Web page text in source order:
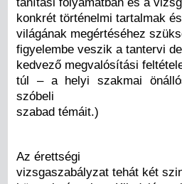
konkrét történelmi tartalmak
világának megértéséhez
figyelembe veszik a tantervi
kedvező megvalósítási
túl – a helyi szakmai
szóbeli
szabad témáit.)
Az érettségi
vizsgaszabályzat tehát két